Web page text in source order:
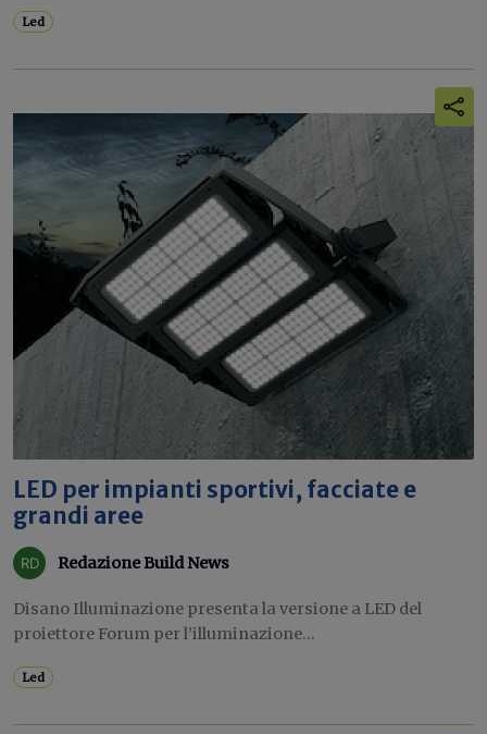
Led
LED per impianti sportivi, facciate e
grandi aree
Redazione Build News
Disano Illuminazione presenta la versione a LED del
proiettore Forum per l’illuminazione...
Led